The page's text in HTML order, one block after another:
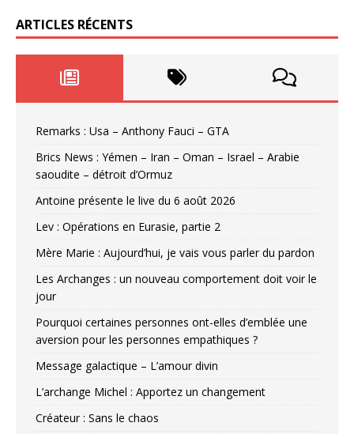
ARTICLES RÉCENTS
Remarks : Usa – Anthony Fauci – GTA
Brics News : Yémen – Iran – Oman – Israel – Arabie
saoudite – détroit d’Ormuz
Antoine présente le live du 6 août 2026
Lev : Opérations en Eurasie, partie 2
Mère Marie : Aujourd’hui, je vais vous parler du pardon
Les Archanges : un nouveau comportement doit voir le
jour
Pourquoi certaines personnes ont-elles d’emblée une
aversion pour les personnes empathiques ?
Message galactique – L’amour divin
L’archange Michel : Apportez un changement
Créateur : Sans le chaos